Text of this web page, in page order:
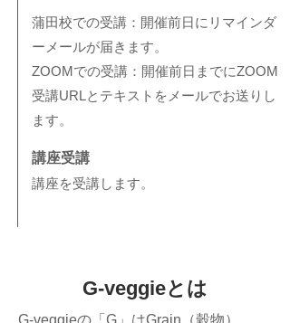
蒲田校での受講：開催前日にリマインダ
ーメールが届きます。
​ZOOMでの受講：開催前日までにZOOM
受講URLとテキストをメールでお送りし
ます。
​講座受講
​講座を受講します。
G-veggieとは
G-veggieの「G」はGrain（穀物）、